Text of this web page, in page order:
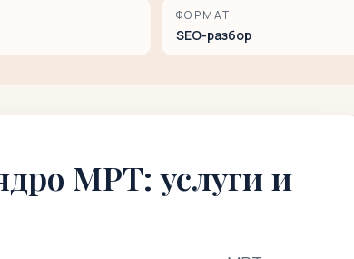
ФОРМАТ
SEO-разбор
МРТ: услуги и